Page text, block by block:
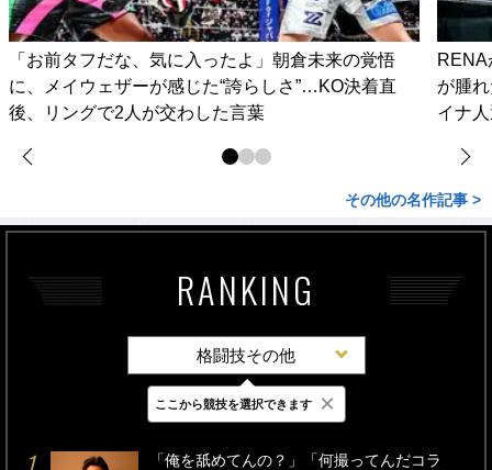
「お前タフだな、気に入ったよ」朝倉未来の覚悟
に、メイウェザーが感じた“誇らしさ”…KO決着直
後、リングで2人が交わした言葉
RENA
が腫
イナ
その他の名作記事 >
RANKING
格闘技その他
最新 24時間 週間
「俺を舐めてんの？」「何撮ってんだコラ
ここから競技を選択できます ×